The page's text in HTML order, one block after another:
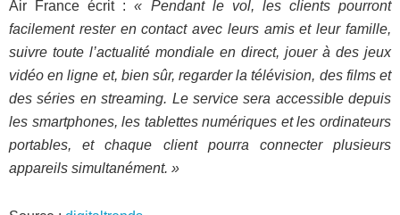
Air France écrit :« Pendant le vol, les clients pourront
facilement rester en contact avec leurs amis et leur famille,
suivre toute l’actualité mondiale en direct, jouer à des jeux
vidéo en ligne et, bien sûr, regarder la télévision, des films et
des séries en streaming. Le service sera accessible depuis
les smartphones, les tablettes numériques et les ordinateurs
portables, et chaque client pourra connecter plusieurs
appareils simultanément. »